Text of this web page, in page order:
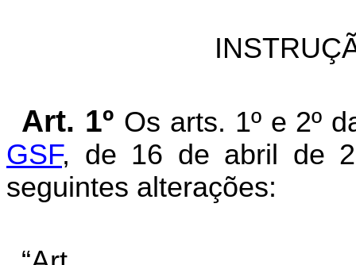
Art. 1º Os arts. 1º e 2º
GSF, de 16 de abril de
seguintes alterações: